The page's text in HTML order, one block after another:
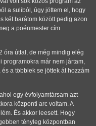
a suliból, úgy jöttem el, hogy
két barátom között pedig azon
a poénmester cím
óra úttal, de még mindig elég
már nem jártam,
a többiek se jöttek át hozzám
egy évfolyamtársam azt
központi arc voltam. A
És akkor leesett. Hogy
tényleg központban